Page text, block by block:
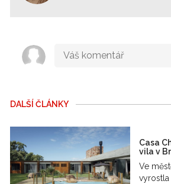
DALŠÍ ČLÁNKY
Casa
vila v
Ve
vyrostla